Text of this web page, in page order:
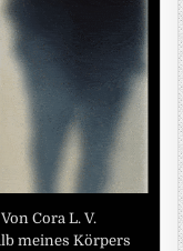
Cora L. V.
meines Körpers